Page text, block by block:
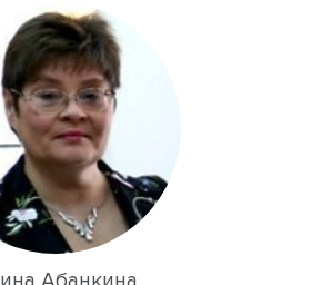
главный
повышение качества
в решение
исследований и
можно
его решения.